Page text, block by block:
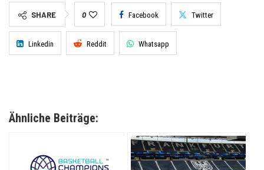
SHARE 0 Facebook Twitter
Linkedin Reddit Whatsapp
Ähnliche Beiträge: